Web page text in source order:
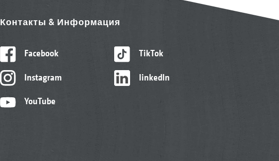
Контакты & Информация
Facebook
Instagram
YouTube
TikTok
linkedIn